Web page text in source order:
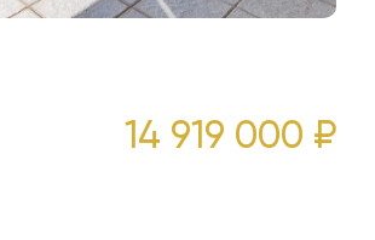
14 919 000 ₽